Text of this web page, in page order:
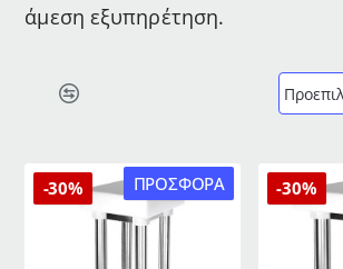
άμεση εξυπηρέτηση.
ΠΡΟΣΦΟΡΆ
-30% -30%